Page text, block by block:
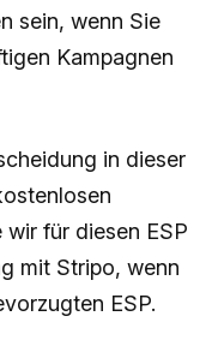
sein, wenn Sie
Kampagnen
in dieser
für diesen ESP
mit Stripo, wenn
ESP.